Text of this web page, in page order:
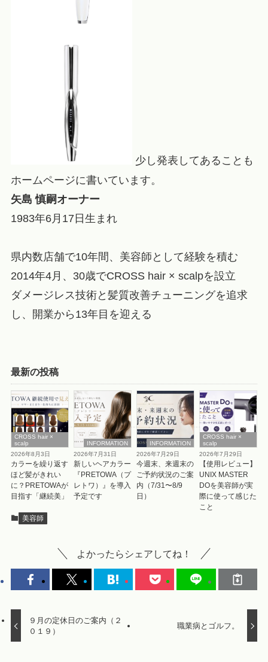
少し発表してあることも
ホームページに書いています。
矢島 慎嗣オーナー
1983年6月17日生まれ
県内数店舗で10年間、美容師として経験を積む
2014年4月、30歳でCROSS hair × scalpを設立
ダメージレス技術と髪質改善チューニングを追求
し、開業から13年目を迎える
最新の投稿
CROSS hair ×
scalp
2026年8月3日
カラーを繰り返す
ほど髪がきれい
に？PRETOWAが
目指す「継続美」
INFORMATION
2026年7月31日
新しいヘアカラー
『PRETOWA（プ
レトワ）』を導入
予定です
INFORMATION
2026年7月29日
今週末、来週末の
ご予約状況のご案
内（7/31〜8/9
日）
CROSS hair ×
scalp
2026年7月29日
【使用レビュー】
UNIX MASTER
DOを美容師が実
際に使って感じた
こと
美容師
よかったらシェアしてね！
９月の定休日のご案内（２
０１９）
職業病とゴルフ。